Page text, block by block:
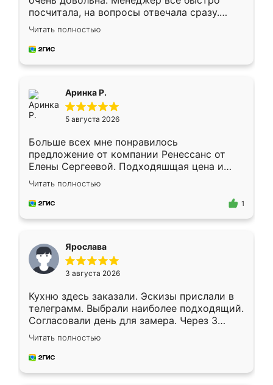
посчитала, на вопросы отвечала сразу.
Замерщик приехал в субботу, подошёл к
делу со всей ответственностью. Собрали
за день, ребята работали аккуратно, даже
Читать полностью
Аринка Р.
5 августа 2026
Больше всех мне понравилось
предложение от компании Ренессанс от
Елены Сергеевой. Подходяшщая цена и
короткие сроки изготовления. Приехавший
для замера сотрудник Владислав
предложил по моему эскизу самый
Читать полностью
1
Ярослава
3 августа 2026
Кухню здесь заказали. Эскизы прислали в
телеграмм. Выбрали наиболее подходящий.
Согласовали день для замера. Через 3
недели кухня была уже готова. Остались
довольны работой. Спасибо Ренессанс
мебель за качественную работу!
Читать полностью